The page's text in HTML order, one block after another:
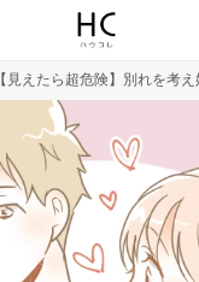
【見えたら超危険】別れを考